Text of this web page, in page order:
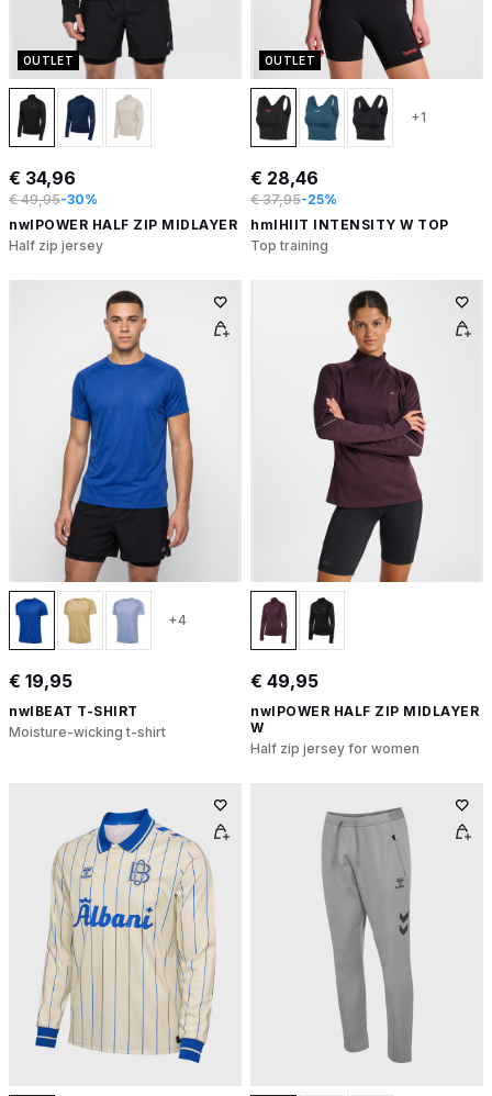
OUTLET
€ 34,96
€ 49,95-30%
nwlPOWER HALF ZIP MIDLAYER
Half zip jersey
OUTLET
+1
€ 28,46
€ 37,95-25%
hmlHIIT INTENSITY W TOP
Top training
+4
€ 19,95
nwlBEAT T-SHIRT
Moisture-wicking t-shirt
€ 49,95
nwlPOWER HALF ZIP MIDLAYER
W
Half zip jersey for women